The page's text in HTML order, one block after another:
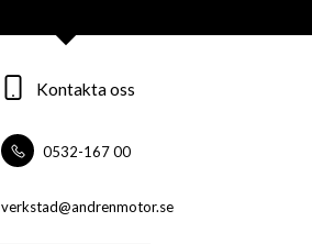
Kontakta oss
0532-167 00
verkstad@andrenmotor.se
Kontakta oss
0532-16700
verkstad@andrenmotor.se
Kontakta oss
0532-16700
forsaljning@andrenmotor.se